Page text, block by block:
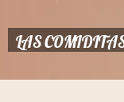
LAS